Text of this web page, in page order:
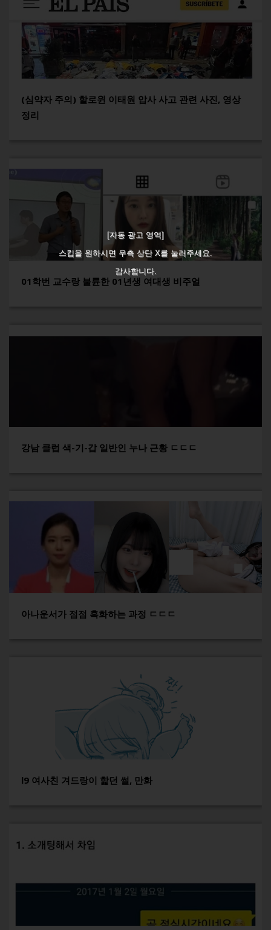
[자동 광고 영역]
스킵을 원하시면 우측 상단 X를 눌러주세요.
감사합니다.
(심약자 주의) 할로윈 이태원 압사 사고 관련 사진, 영상
정리
01학번 교수랑 불륜한 01년생 여대생 비주얼
강남 클럽 색-기-갑 일반인 누나 근황 ㄷㄷㄷ
아나운서가 점점 흑화하는 과정 ㄷㄷㄷ
l9 여사친 겨드랑이 핥던 썰, 만화